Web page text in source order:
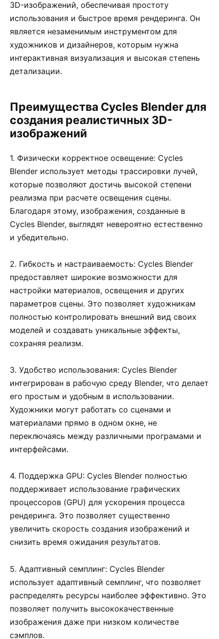
3D-изображений, обеспечивая простоту
использования и быстрое время рендеринга. Он
является незаменимым инструментом для
художников и дизайнеров, которым нужна
интерактивная визуализация и высокая степень
детализации.
Преимущества Cycles Blender для
создания реалистичных 3D-
изображений
1. Физически корректное освещение: Cycles
Blender использует методы трассировки лучей,
которые позволяют достичь высокой степени
реализма при расчете освещения сцены.
Благодаря этому, изображения, созданные в
Cycles Blender, выглядят невероятно естественно
и убедительно.
2. Гибкость и настраиваемость: Cycles Blender
предоставляет широкие возможности для
настройки материалов, освещения и других
параметров сцены. Это позволяет художникам
полностью контролировать внешний вид своих
моделей и создавать уникальные эффекты,
сохраняя реализм.
3. Удобство использования: Cycles Blender
интегрирован в рабочую среду Blender, что делает
его простым и удобным в использовании.
Художники могут работать со сценами и
материалами прямо в одном окне, не
переключаясь между различными програмами и
интерфейсами.
4. Поддержка GPU: Cycles Blender полностью
поддерживает использование графических
процессоров (GPU) для ускорения процесса
рендеринга. Это позволяет существенно
увеличить скорость создания изображений и
снизить время ожидания результатов.
5. Адаптивный семплинг: Cycles Blender
использует адаптивный семплинг, что позволяет
распределять ресурсы наиболее эффективно. Это
позволяет получить высококачественные
изображения даже при низком количестве
сэмплов.